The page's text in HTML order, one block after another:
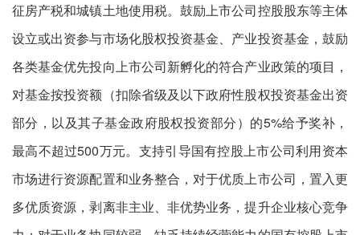
征房产税和城镇土地使用税。鼓励上市公司控股股东等主体
设立或出资参与市场化股权投资基金、产业投资基金，鼓励
各类基金优先投向上市公司新孵化的符合产业政策的项目，
对基金按投资额（扣除省级及以下政府性股权投资基金出资
部分，以及其子基金政府股权投资部分）的5%给予奖补，
最高不超过500万元。支持引导国有控股上市公司利用资本
市场进行资源配置和业务整合，对于优质上市公司，置入更
多优质资源，剥离非主业、非优势业务，提升企业核心竞争